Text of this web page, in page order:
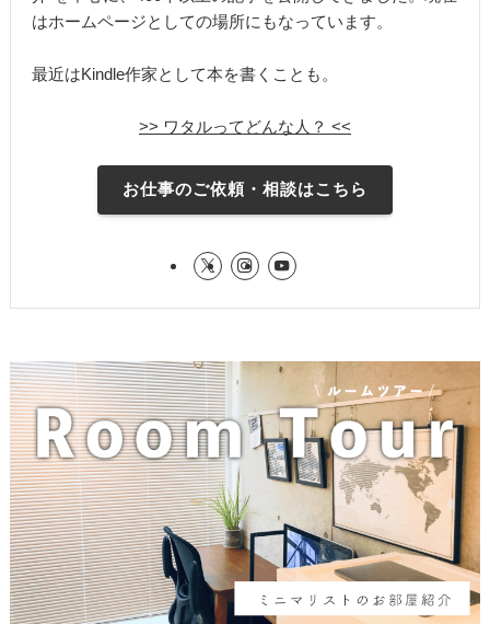
はホームページとしての場所にもなっています。
最近はKindle作家として本を書くことも。
>> ワタルってどんな人？ <<
お仕事のご依頼・相談はこちら